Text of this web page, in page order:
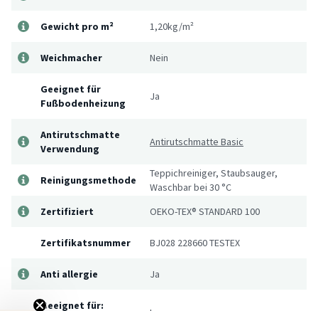
Gewicht pro m² 1,20kg/m²
Weichmacher Nein
Geeignet für
Fußbodenheizung
Ja
Antirutschmatte
Verwendung
Antirutschmatte Basic
Reinigungsmethode
Teppichreiniger, Staubsauger,
Waschbar bei 30 °C
Zertifiziert
OEKO-TEX® STANDARD 100
Zertifikatsnummer BJ028 228660 TESTEX
Anti allergie Ja
Geeignet für: